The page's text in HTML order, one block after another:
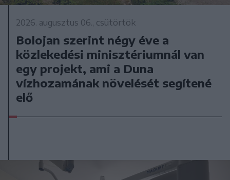
2026. augusztus 06., csütörtök
Bolojan szerint négy éve a
közlekedési minisztériumnál van
egy projekt, ami a Duna
vízhozamának növelését segítené
elő